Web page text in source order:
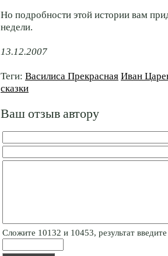
Но подробности этой истории вам
недели.
13.12.2007
Теги: Василиса Прекрасная Иван
сказки
Ваш отзыв автору
Cлoжитe 10132 и 10453, результат